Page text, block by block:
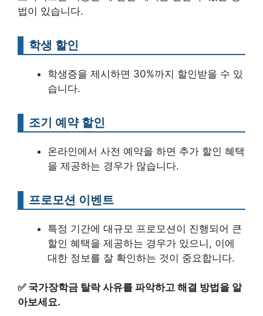
법이 있습니다.
학생 할인
학생증을 제시하면 30%까지 할인받을 수 있
습니다.
조기 예약 할인
온라인에서 사전 예약을 하면 추가 할인 혜택
을 제공하는 경우가 많습니다.
프로모션 이벤트
특정 기간에 대규모 프로모션이 진행되어 큰
할인 혜택을 제공하는 경우가 있으니, 이에
대한 정보를 잘 확인하는 것이 중요합니다.
✅ 국가장학금 탈락 사유를 파악하고 해결 방법을 알
아보세요.